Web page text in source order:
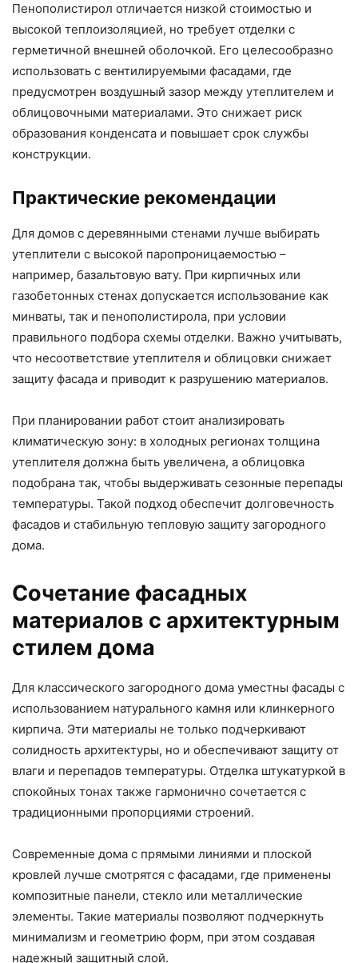
Пенополистирол отличается низкой стоимостью и
высокой теплоизоляцией, но требует отделки с
герметичной внешней оболочкой. Его целесообразно
использовать с вентилируемыми фасадами, где
предусмотрен воздушный зазор между утеплителем и
облицовочными материалами. Это снижает риск
образования конденсата и повышает срок службы
конструкции.
Практические рекомендации
Для домов с деревянными стенами лучше выбирать
утеплители с высокой паропроницаемостью –
например, базальтовую вату. При кирпичных или
газобетонных стенах допускается использование как
минваты, так и пенополистирола, при условии
правильного подбора схемы отделки. Важно учитывать,
что несоответствие утеплителя и облицовки снижает
защиту фасада и приводит к разрушению материалов.
При планировании работ стоит анализировать
климатическую зону: в холодных регионах толщина
утеплителя должна быть увеличена, а облицовка
подобрана так, чтобы выдерживать сезонные перепады
температуры. Такой подход обеспечит долговечность
фасадов и стабильную тепловую защиту загородного
дома.
Сочетание фасадных
материалов с архитектурным
стилем дома
Для классического загородного дома уместны фасады с
использованием натурального камня или клинкерного
кирпича. Эти материалы не только подчеркивают
солидность архитектуры, но и обеспечивают защиту от
влаги и перепадов температуры. Отделка штукатуркой в
спокойных тонах также гармонично сочетается с
традиционными пропорциями строений.
Современные дома с прямыми линиями и плоской
кровлей лучше смотрятся с фасадами, где применены
композитные панели, стекло или металлические
элементы. Такие материалы позволяют подчеркнуть
минимализм и геометрию форм, при этом создавая
надежный защитный слой.